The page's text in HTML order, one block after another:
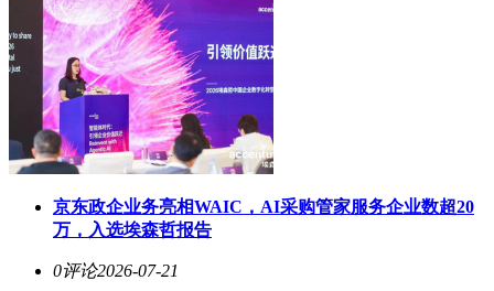
京东政企业务亮相WAIC，AI采购管家服务企业数超20
万，入选埃森哲报告
0评论2026-07-21